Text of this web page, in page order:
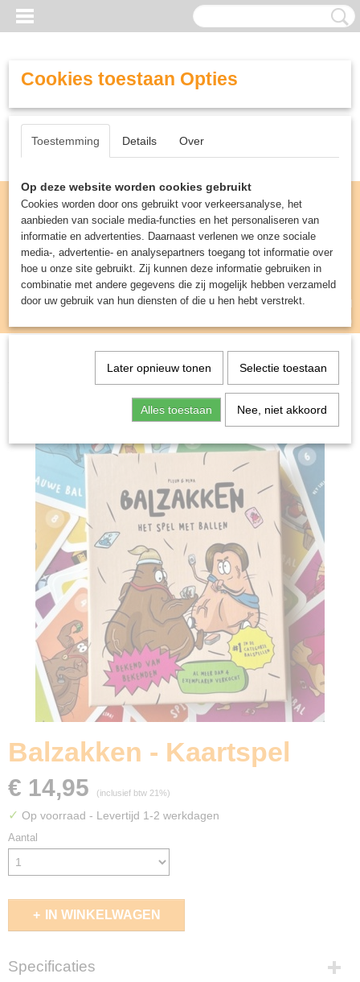
Inloggen Registreren
UW WINKELWAGEN
(0)
Spellen & Puzzels> Balzakken - Kaartspel
Balzakken - Kaartspel
€ 14,95 (inclusief btw 21%)
✓ Op voorraad - Levertijd 1-2 werkdagen
Aantal
IN WINKELWAGEN
Specificaties
Cookies toestaan Opties
Toestemming Details Over
Op deze website worden cookies gebruikt
Cookies worden door ons gebruikt voor verkeersanalyse, het
aanbieden van sociale media-functies en het personaliseren van
informatie en advertenties. Daarnaast verlenen we onze sociale
media-, advertentie- en analysepartners toegang tot informatie over
hoe u onze site gebruikt. Zij kunnen deze informatie gebruiken in
combinatie met andere gegevens die zij mogelijk hebben verzameld
door uw gebruik van hun diensten of die u hen hebt verstrekt.
Later opnieuw tonen Selectie toestaan
Alles toestaan Nee, niet akkoord